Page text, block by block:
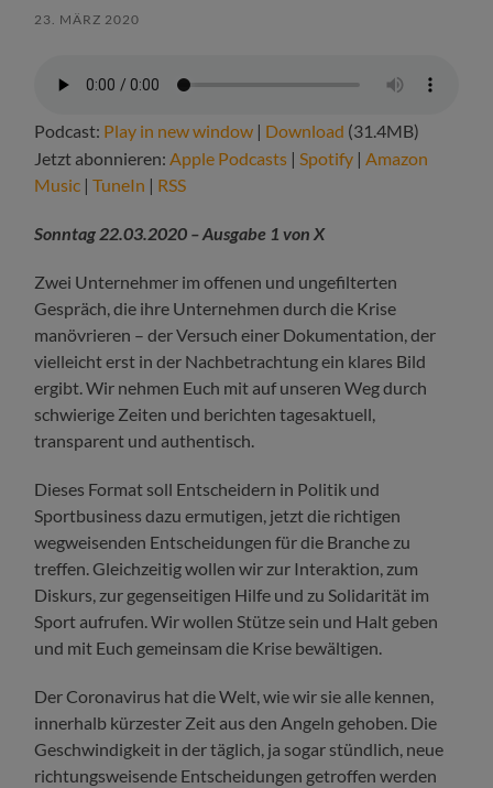
23. MÄRZ 2020
Podcast: Play in new window | Download (31.4MB)
Jetzt abonnieren:Apple Podcasts |Spotify |Amazon
Music |TuneIn | RSS
Sonntag 22.03.2020 – Ausgabe 1 von X
Zwei Unternehmer im offenen und ungefilterten
Gespräch, die ihre Unternehmen durch die Krise
manövrieren – der Versuch einer Dokumentation, der
vielleicht erst in der Nachbetrachtung ein klares Bild
ergibt. Wir nehmen Euch mit auf unseren Weg durch
schwierige Zeiten und berichten tagesaktuell,
transparent und authentisch.
Dieses Format soll Entscheidern in Politik und
Sportbusiness dazu ermutigen, jetzt die richtigen
wegweisenden Entscheidungen für die Branche zu
treffen. Gleichzeitig wollen wir zur Interaktion, zum
Diskurs, zur gegenseitigen Hilfe und zu Solidarität im
Sport aufrufen. Wir wollen Stütze sein und Halt geben
und mit Euch gemeinsam die Krise bewältigen.
Der Coronavirus hat die Welt, wie wir sie alle kennen,
innerhalb kürzester Zeit aus den Angeln gehoben. Die
Geschwindigkeit in der täglich, ja sogar stündlich, neue
richtungsweisende Entscheidungen getroffen werden